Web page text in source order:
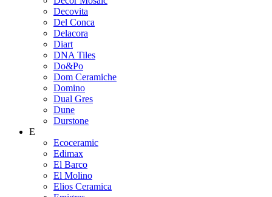
Decovita
Del Conca
Delacora
Diart
DNA Tiles
Do&Po
Dom Ceramiche
Domino
Dual Gres
Dune
Durstone
E
Ecoceramic
Edimax
El Barco
El Molino
Elios Ceramica